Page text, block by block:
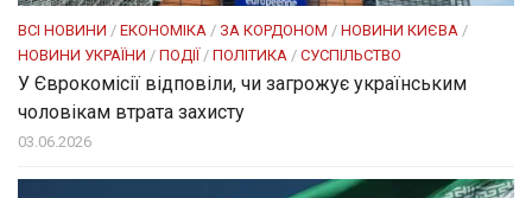
ВСІ НОВИНИ / ЕКОНОМІКА / ЗА КОРДОНОМ / НОВИНИ КИЄВА /
НОВИНИ УКРАЇНИ / ПОДІЇ / ПОЛІТИКА / СУСПІЛЬСТВО
У Єврокомісії відповіли, чи загрожує українським
чоловікам втрата захисту
03.06.2026